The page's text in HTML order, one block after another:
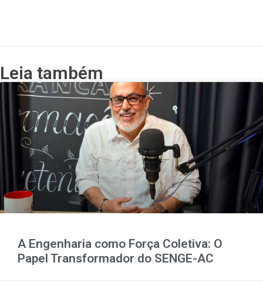
Leia também
A Engenharia como Força Coletiva: O
Papel Transformador do SENGE-AC